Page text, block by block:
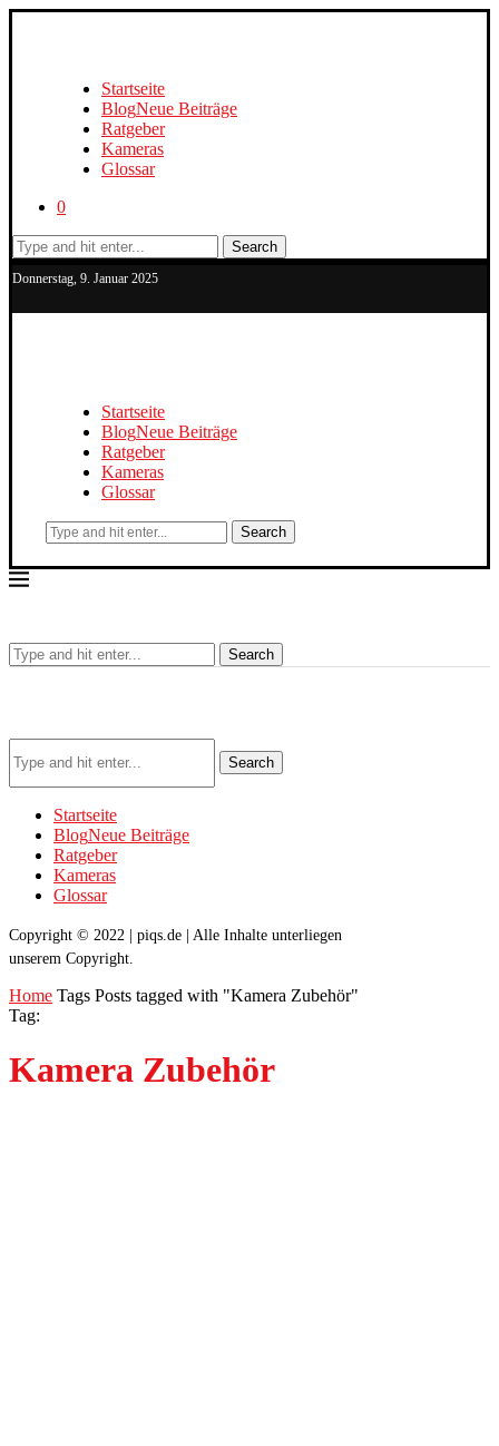
Startseite
BlogNeue Beiträge
Ratgeber
Kameras
Glossar
0
Search
Donnerstag, 9. Januar 2025
Startseite
BlogNeue Beiträge
Ratgeber
Kameras
Glossar
Search
Search
Search
Startseite
BlogNeue Beiträge
Ratgeber
Kameras
Glossar
Copyright © 2022 | piqs.de | Alle Inhalte unterliegen
unserem Copyright.
Home Tags Posts tagged with "Kamera Zubehör"
Tag:
Kamera Zubehör